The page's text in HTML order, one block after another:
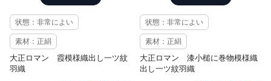
状態：非常によい
素材：正絹
大正ロマン 霞模様織出し一ツ紋
羽織
状態：非常によい
素材：正絹
大正ロマン 漆小槌に巻物模様織
出し一ツ紋羽織